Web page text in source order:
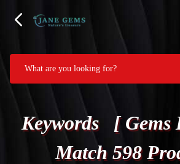
Keywords [ Gems
Match 598